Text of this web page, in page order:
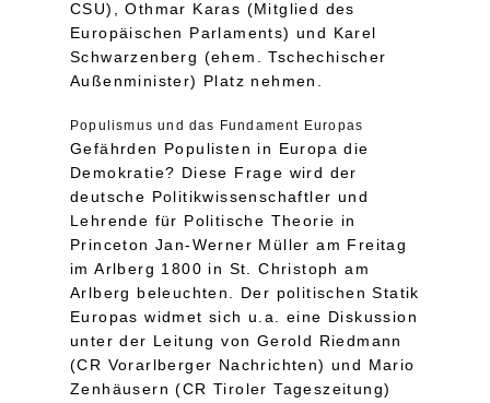
CSU), Othmar Karas (Mitglied des
Europäischen Parlaments) und Karel
Schwarzenberg (ehem. Tschechischer
Außenminister) Platz nehmen.
Populismus und das Fundament Europas
Gefährden Populisten in Europa die
Demokratie? Diese Frage wird der
deutsche Politikwissenschaftler und
Lehrende für Politische Theorie in
Princeton Jan-Werner Müller am Freitag
im Arlberg 1800 in St. Christoph am
Arlberg beleuchten. Der politischen Statik
Europas widmet sich u.a. eine Diskussion
unter der Leitung von Gerold Riedmann
(CR Vorarlberger Nachrichten) und Mario
Zenhäusern (CR Tiroler Tageszeitung)